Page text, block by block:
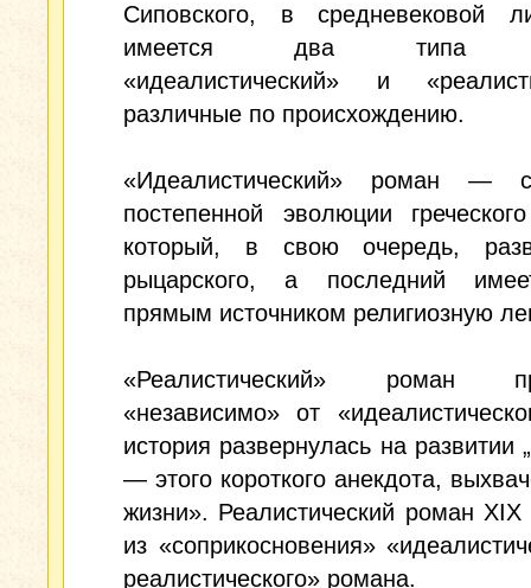
Сиповского, в средневековой
имеется два типа
«идеалистический» и
различные по происхождению.
«Идеалистический» роман —
постепенной эволюции
который, в свою очередь,
рыцарского, а последний
прямым источником религиозную
«Реалистический» роман
«независимо» от
история развернулась на развитии
— этого короткого анекдота,
жизни». Реалистический роман XIX
из «соприкосновения»
реалистического» романа.